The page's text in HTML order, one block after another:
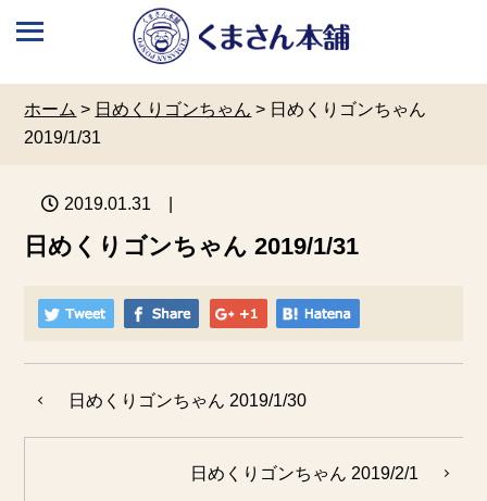
ホーム > 日めくりゴンちゃん > 日めくりゴンちゃん
2019/1/31
2019.01.31
日めくりゴンちゃん 2019/1/31
日めくりゴンちゃん 2019/1/30
日めくりゴンちゃん 2019/2/1